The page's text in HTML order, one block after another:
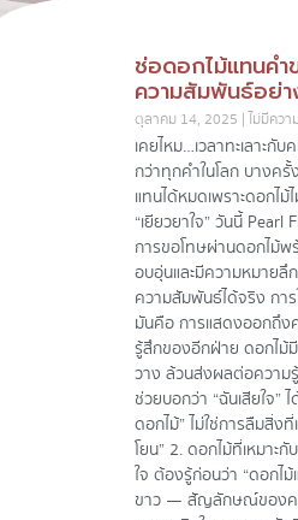
ช่อดอกไม้แทนคำ
ความสัมพันธ์อย่า
ตุลาคม 14, 2025 ไม่มีควา
เคยไหม…เวลาทะเลาะ
กว่าทุกคำในโลก บางค
แทนได้หมดเพราะดอกไ
“เยียวยาใจ” วันนี้
การขอโทษผ่านดอกไม้พ
อบอุ่นและมีความหมายลึ
ความสัมพันธ์ได้จริง การ
มันคือ การแสดงออกถึง
รู้สึกของอีกฝ่าย ดอกไ
วาง ล้วนส่งผลต่อความ
ช่วยบอกว่า “ฉันเสียใจ”
ดอกไม้” ไม่ใช่การลืมสิ่ง
โยน” 2. ดอกไม้ที่เหมาะ
ใจ ต้องรู้ก่อนว่า “ดอกไ
ขาว — สัญลักษณ์ของคว